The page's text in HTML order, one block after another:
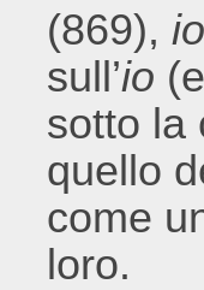
(869),
sull’io
sotto la
quello
come
loro.